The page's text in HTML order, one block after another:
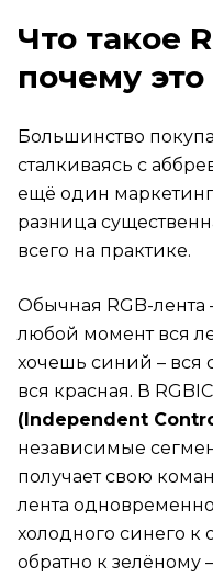
Как всё это
Типичные ошибки
Можно ли резать
Работает ли
на стоянке?
Насколько сложно
самостоятельно?
Можно ли
позже?
Итог
Что такое
почему это
Большинство
сталкиваясь с
ещё один
разница
всего на практике.
Обычная RGB-лента
любой момент вся
хочешь синий – вся
вся красная. В
(Independent
независимые
получает свою
лента
холодного синего к
обратно к зелёному